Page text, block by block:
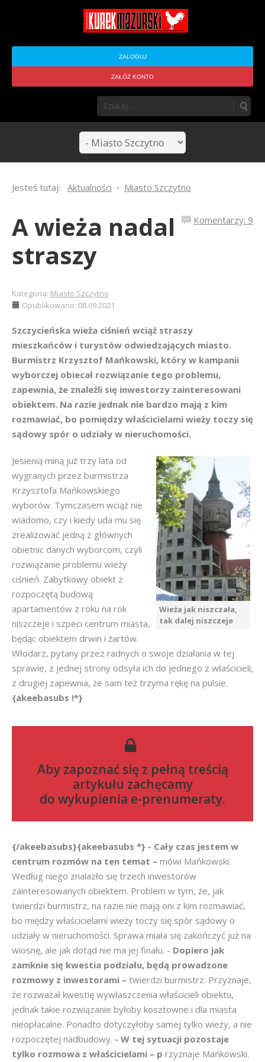
ZALOGUJ
ZAŁÓŻ KONTO
Jesteś tutaj: Aktualności Miasto Szczytno
Komentarzy: 9
A wieża nadal
straszy
Kategoria: Miasto Szczytno
Opublikowano: 08.09.2021
Szczycieńska wieża ciśnień wciąż straszy
mieszkańców i turystów odwiedzających miasto.
Burmistrz Krzysztof Mańkowski, który w kampanii
wyborczej obiecał rozwiązanie tego problemu,
zapewnia, że znaleźli się inwestorzy zainteresowani
obiektem. Na razie jednak nie bardzo mają z kim
rozmawiać, bo pomiędzy właścicielami wieży toczy się
sądowy spór o udziały w nieruchomości.
Wieża jak niszczała,
tak dalej niszczeje
Jesienią miną już trzy lata od
wygranych przez burmistrza
Krzysztofa Mańkowskiego
wyborów. Tymczasem wciąż nie
wiadomo, czy i kiedy uda mu się
zrealizować jedną z głównych
obietnic danych wyborcom, czyli
rozwiązanie problemu wieży
ciśnień. Zabytkowy obiekt z
rozpoczętą budową
apartamentów z roku na rok
niszczeje i szpeci centrum miasta,
będąc obiektem drwin i żartów.
Włodarz, pytany przez radnych o swoje działania w tej
sprawie, z jednej strony odsyła ich do jednego z właścicieli,
z drugiej zapewnia, że sam też trzyma rękę na pulsie.
{akeebasubs !*}
Aby zapoznać się z pełną treścią
artykułu zachęcamy
do wykupienia e-prenumeraty.
{/akeebasubs}{akeebasubs *} - Cały czas jestem w
centrum rozmów na ten temat – mówi Mańkowski.
Według niego znalazło się trzech inwestorów
zainteresowanych obiektem. Problem w tym, że, jak
twierdzi burmistrz, na razie nie mają oni z kim rozmawiać,
bo między właścicielami wieży toczy się spór sądowy o
udziały w nieruchomości. Sprawa miała się zakończyć już na
wiosnę, ale jak dotąd nie ma jej finału. - Dopiero jak
zamknie się kwestia podziału, będą prowadzone
rozmowy z inwestorami – twierdzi burmistrz. Przyznaje,
że rozważał kwestię wywłaszczenia właścicieli obiektu,
jednak takie rozwiązanie byłoby kosztowne i dla miasta
nieopłacalne. Ponadto dotyczyłoby samej tylko wieży, a nie
rozpoczętej nadbudowy. - W tej sytuacji pozostaje
tylko rozmowa z właścicielami – p rzyznaje Mańkowski.